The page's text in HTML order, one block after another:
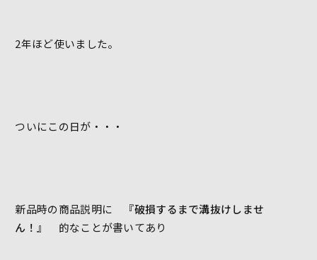
2年ほど使いました。
ついにこの日が・・・
新品時の商品説明に
『破損するまで溝抜けしませ
ん！』
的なことが書いてあり